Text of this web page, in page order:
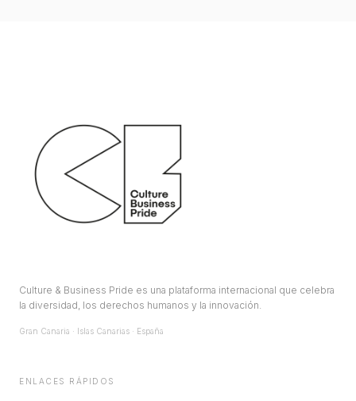
Culture & Business Pride es una plataforma internacional que celebra
la diversidad, los derechos humanos y la innovación.
Gran Canaria · Islas Canarias · España
ENLACES RÁPIDOS